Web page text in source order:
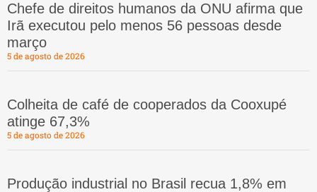
Chefe de direitos humanos da ONU afirma que
Irã executou pelo menos 56 pessoas desde
março
5 de agosto de 2026
Colheita de café de cooperados da Cooxupé
atinge 67,3%
5 de agosto de 2026
Produção industrial no Brasil recua 1,8% em